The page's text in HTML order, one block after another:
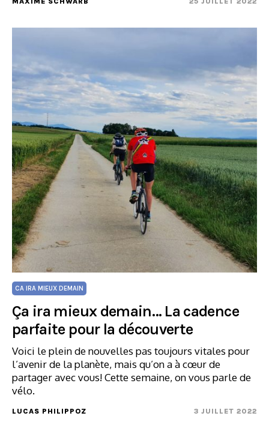
CA IRA MIEUX DEMAIN
Ça ira mieux demain… La cadence
parfaite pour la découverte
Voici le plein de nouvelles pas toujours vitales pour
l’avenir de la planète, mais qu’on a à cœur de
partager avec vous! Cette semaine, on vous parle de
vélo.
LUCAS PHILIPPOZ 3 JUILLET 2022